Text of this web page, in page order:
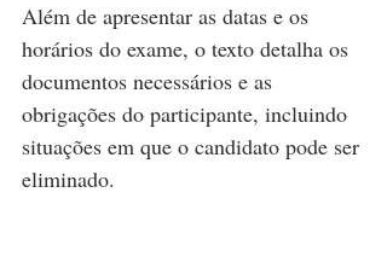
Além de apresentar as datas e os
horários do exame, o texto detalha os
documentos necessários e as
obrigações do participante, incluindo
situações em que o candidato pode ser
eliminado.